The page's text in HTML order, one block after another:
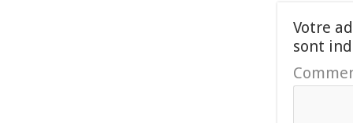
Votre
sont